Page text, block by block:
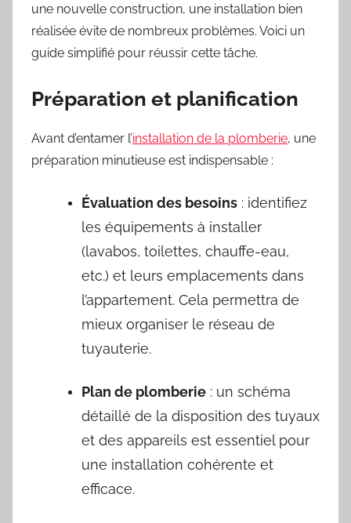
une nouvelle construction, une installation bien
réalisée évite de nombreux problèmes. Voici un
guide simplifié pour réussir cette tâche.
Préparation et planification
Avant d’entamer l’installation de la plomberie, une
préparation minutieuse est indispensable :
Évaluation des besoins : identifiez
les équipements à installer
(lavabos, toilettes, chauffe-eau,
etc.) et leurs emplacements dans
l’appartement. Cela permettra de
mieux organiser le réseau de
tuyauterie.
Plan de plomberie : un schéma
détaillé de la disposition des tuyaux
et des appareils est essentiel pour
une installation cohérente et
efficace.